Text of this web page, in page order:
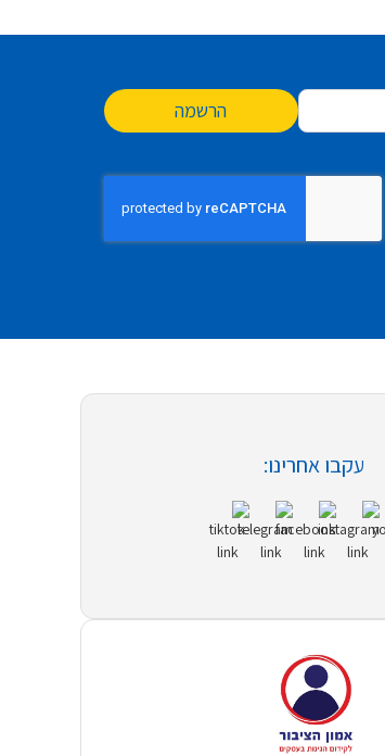
הרשמה
עקבו אחרינו: